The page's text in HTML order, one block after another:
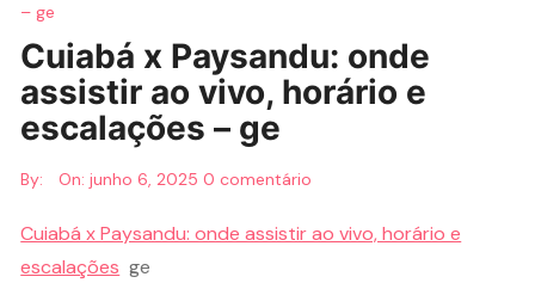
– ge
Cuiabá x Paysandu: onde
assistir ao vivo, horário e
escalações – ge
By: On:junho 6, 2025 0 comentário
Cuiabá x Paysandu: onde assistir ao vivo, horário e
escalações ge